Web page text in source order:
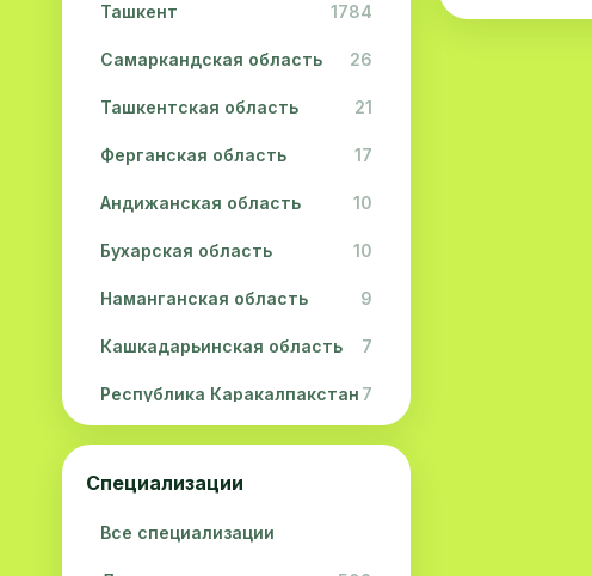
Ташкент 1784
Самаркандская область 26
Ташкентская область 21
Ферганская область 17
Андижанская область 10
Бухарская область 10
Наманганская область 9
Кашкадарьинская область 7
Республика Каракалпакстан 7
Навоийская область 5
Джизакская область
Сурхандарьинская область
Специализации
Все специализации